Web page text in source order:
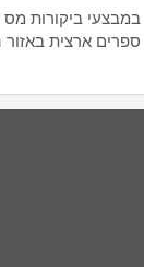
במבצעי ביקורות מס
ספרים ארצית